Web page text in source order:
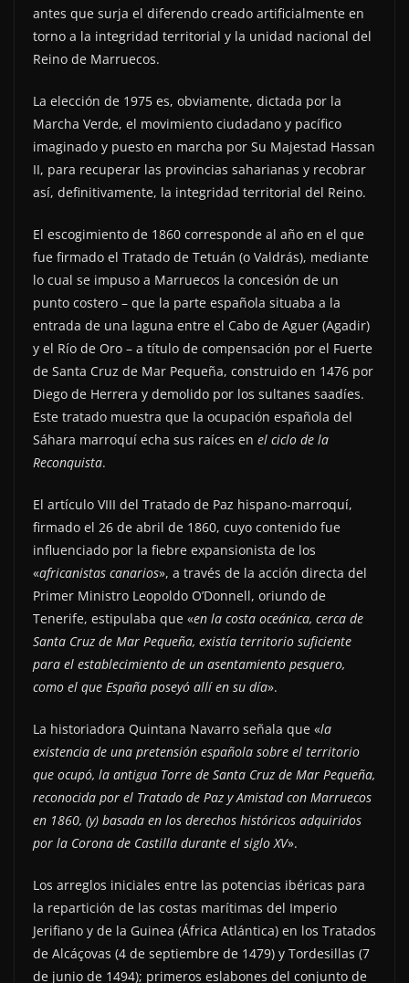
antes que surja el diferendo creado artificialmente en
torno a la integridad territorial y la unidad nacional del
Reino de Marruecos.
La elección de 1975 es, obviamente, dictada por la
Marcha Verde, el movimiento ciudadano y pacífico
imaginado y puesto en marcha por Su Majestad Hassan
II, para recuperar las provincias saharianas y recobrar
así, definitivamente, la integridad territorial del Reino.
El escogimiento de 1860 corresponde al año en el que
fue firmado el Tratado de Tetuán (o Valdrás), mediante
lo cual se impuso a Marruecos la concesión de un
punto costero – que la parte española situaba a la
entrada de una laguna entre el Cabo de Aguer (Agadir)
y el Río de Oro – a título de compensación por el Fuerte
de Santa Cruz de Mar Pequeña, construido en 1476 por
Diego de Herrera y demolido por los sultanes saadíes.
Este tratado muestra que la ocupación española del
Sáhara marroquí echa sus raíces en el ciclo de la
Reconquista.
El artículo VIII del Tratado de Paz hispano-marroquí,
firmado el 26 de abril de 1860, cuyo contenido fue
influenciado por la fiebre expansionista de los
«africanistas canarios», a través de la acción directa del
Primer Ministro Leopoldo O’Donnell, oriundo de
Tenerife, estipulaba que «en la costa oceánica, cerca de
Santa Cruz de Mar Pequeña, existía territorio suficiente
para el establecimiento de un asentamiento pesquero,
como el que España poseyó allí en su día».
La historiadora Quintana Navarro señala que «la
existencia de una pretensión española sobre el territorio
que ocupó, la antigua Torre de Santa Cruz de Mar Pequeña,
reconocida por el Tratado de Paz y Amistad con Marruecos
en 1860, (y) basada en los derechos históricos adquiridos
por la Corona de Castilla durante el siglo XV».
Los arreglos iniciales entre las potencias ibéricas para
la repartición de las costas marítimas del Imperio
Jerifiano y de la Guinea (África Atlántica) en los Tratados
de Alcáçovas (4 de septiembre de 1479) y Tordesillas (7
de junio de 1494); primeros eslabones del conjunto de